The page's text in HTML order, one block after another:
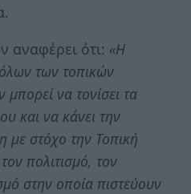
ότι: «Η
των τοπικών
να τονίσει τα
και να κάνει την
με στόχο την Τοπική
πολιτισμό, τον
στην οποία πιστεύουν